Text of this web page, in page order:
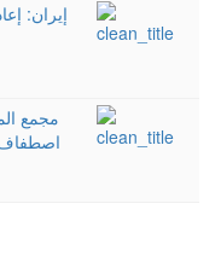
إيران:
مجمع